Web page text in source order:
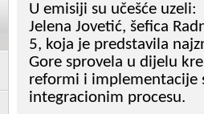
U emisiji su učešće uzeli:
Jelena Jovetić, šefica
5, koja je predstavila
Gore sprovela u dijelu
reformi i implementacije
integracionim procesu.